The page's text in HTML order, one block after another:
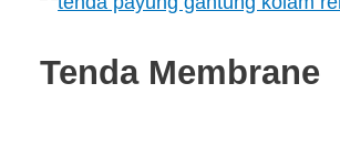
Tenda Membrane